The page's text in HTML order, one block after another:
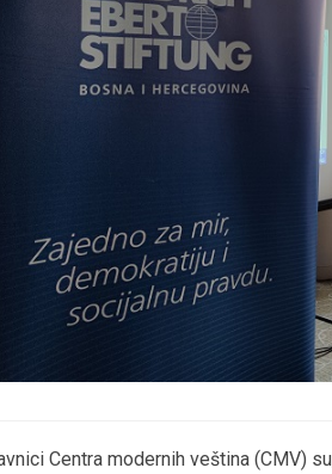
Centra modernih veština (CMV)